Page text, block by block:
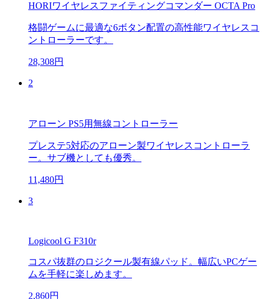
HORIワイヤレスファイティングコマンダー OCTA Pro
格闘ゲームに最適な6ボタン配置の高性能ワイヤレスコ
ントローラーです。
28,308円
2
アローン PS5用無線コントローラー
プレステ5対応のアローン製ワイヤレスコントローラ
ー。サブ機としても優秀。
11,480円
3
Logicool G F310r
コスパ抜群のロジクール製有線パッド。幅広いPCゲー
ムを手軽に楽しめます。
2,860円